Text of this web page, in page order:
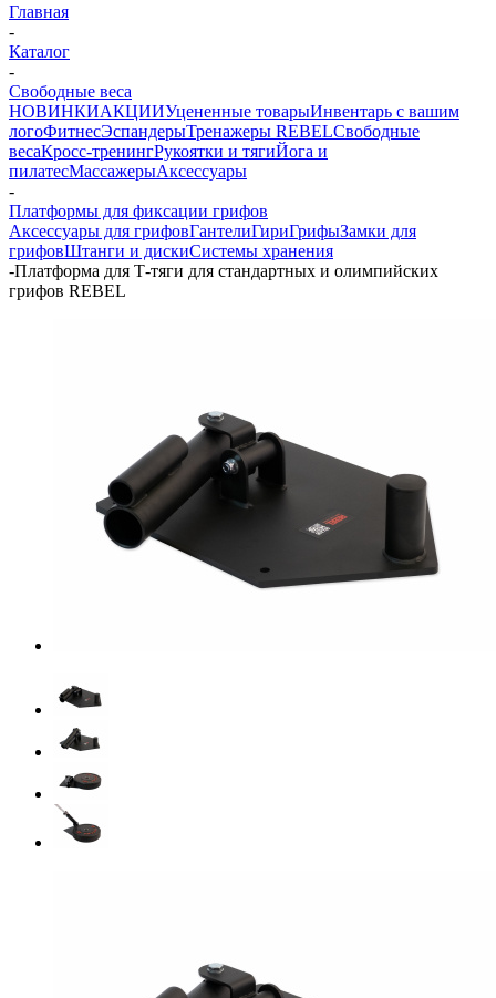
Главная
-
Каталог
-
Свободные веса
НОВИНКИАКЦИИУцененные товарыИнвентарь с вашим
логоФитнесЭспандерыТренажеры REBELСвободные
весаКросс-тренингРукоятки и тягиЙога и
пилатесМассажерыАксессуары
-
Платформы для фиксации грифов
Аксессуары для грифовГантелиГириГрифыЗамки для
грифовШтанги и дискиСистемы хранения
-Платформа для Т-тяги для стандартных и олимпийских
грифов REBEL